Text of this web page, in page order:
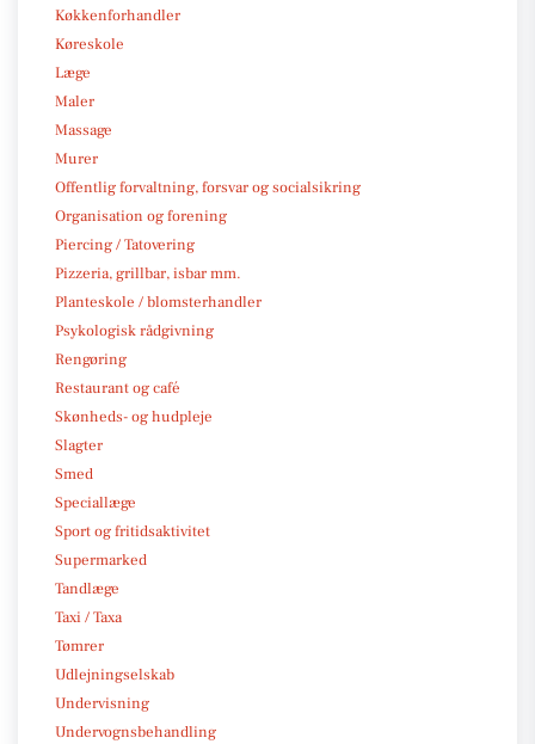
Køkkenforhandler
Køreskole
Læge
Maler
Massage
Murer
Offentlig forvaltning, forsvar og socialsikring
Organisation og forening
Piercing / Tatovering
Pizzeria, grillbar, isbar mm.
Planteskole / blomsterhandler
Psykologisk rådgivning
Rengøring
Restaurant og café
Skønheds- og hudpleje
Slagter
Smed
Speciallæge
Sport og fritidsaktivitet
Supermarked
Tandlæge
Taxi / Taxa
Tømrer
Udlejningselskab
Undervisning
Undervognsbehandling